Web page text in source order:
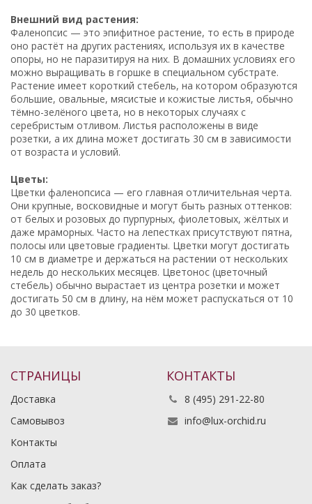
Внешний вид растения:
Фаленопсис — это эпифитное растение, то есть в природе
оно растёт на других растениях, используя их в качестве
опоры, но не паразитируя на них. В домашних условиях его
можно выращивать в горшке в специальном субстрате.
Растение имеет короткий стебель, на котором образуются
большие, овальные, мясистые и кожистые листья, обычно
тёмно-зелёного цвета, но в некоторых случаях с
серебристым отливом. Листья расположены в виде
розетки, а их длина может достигать 30 см в зависимости
от возраста и условий.
Цветы:
Цветки фаленопсиса — его главная отличительная черта.
Они крупные, восковидные и могут быть разных оттенков:
от белых и розовых до пурпурных, фиолетовых, жёлтых и
даже мраморных. Часто на лепестках присутствуют пятна,
полосы или цветовые градиенты. Цветки могут достигать
10 см в диаметре и держаться на растении от нескольких
недель до нескольких месяцев. Цветонос (цветочный
стебель) обычно вырастает из центра розетки и может
достигать 50 см в длину, на нём может распускаться от 10
до 30 цветков.
СТРАНИЦЫ
Доставка
Самовывоз
Контакты
Оплата
Как сделать заказ?
КОНТАКТЫ
8 (495) 291-22-80
info@lux-orchid.ru